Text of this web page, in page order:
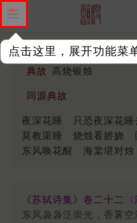
点击这里，展开功能菜
典故 高烧银烛
同源典故
夜深花睡 只恐夜深花睡
莫教渠睡
烧烛看娇娆
东风唤花醒
海棠堪对烛
《苏轼诗集》卷二十二〈
东风袅袅泛崇光，香雾